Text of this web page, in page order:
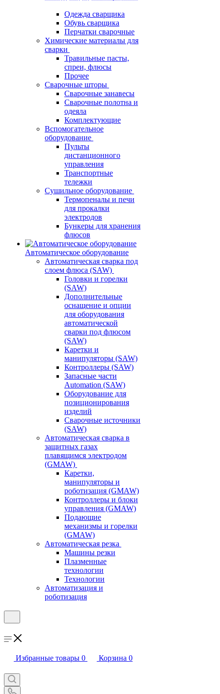
Одежда сварщика
Обувь сварщика
Перчатки сварочные
Химические материалы для
сварки
Травильные пасты,
спреи, флюсы
Прочее
Сварочные шторы
Сварочные занавесы
Сварочные полотна и
одеяла
Комплектующие
Вспомогательное
оборудование
Пульты
дистанционного
управления
Транспортные
тележки
Сушильное оборудование
Термопеналы и печи
для прокалки
электродов
Бункеры для хранения
флюсов
Автоматическое оборудование
Автоматическая сварка под
слоем флюса (SAW)
Головки и горелки
(SAW)
Дополнительные
оснащение и опции
для оборудования
автоматической
сварки под флюсом
(SAW)
Каретки и
манипуляторы (SAW)
Контроллеры (SAW)
Запасные части
Automation (SAW)
Оборудование для
позиционирования
изделий
Сварочные источники
(SAW)
Автоматическая сварка в
защитных газах
плавящимся электродом
(GMAW)
Каретки,
манипуляторы и
роботизация (GMAW)
Контроллеры и блоки
управления (GMAW)
Подающие
механизмы и горелки
(GMAW)
Автоматическая резка
Машины резки
Плазменные
технологии
Технологии
Автоматизация и
роботизация
Избранные товары 0 Корзина 0